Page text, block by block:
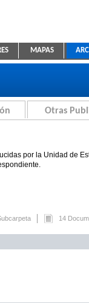
MAPAS
Otras
por la Unidad de
14